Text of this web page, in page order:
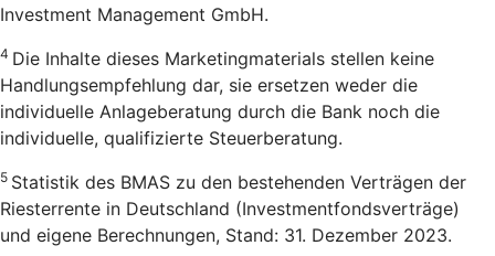
Investment Management GmbH.
4 Die Inhalte dieses Marketingmaterials stellen keine
Handlungsempfehlung dar, sie ersetzen weder die
individuelle Anlageberatung durch die Bank noch die
individuelle, qualifizierte Steuerberatung.
5 Statistik des BMAS zu den bestehenden Verträgen der
Riesterrente in Deutschland (Investmentfondsverträge)
und eigene Berechnungen, Stand: 31. Dezember 2023.